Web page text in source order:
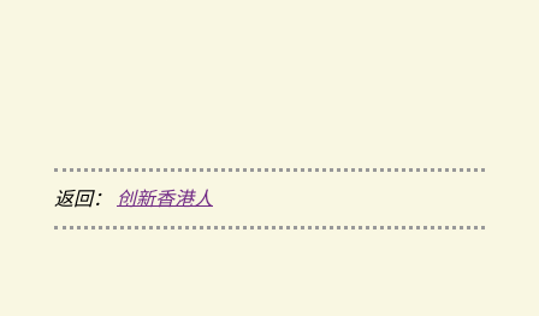
返回： 创新香港人